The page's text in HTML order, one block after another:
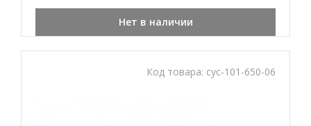
Нет в наличии
Код товара: cyc-101-650-06